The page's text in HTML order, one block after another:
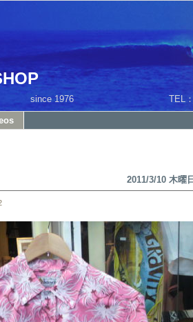
浦2-6-1 since 1976 TEL：
2011/3/10 木曜日